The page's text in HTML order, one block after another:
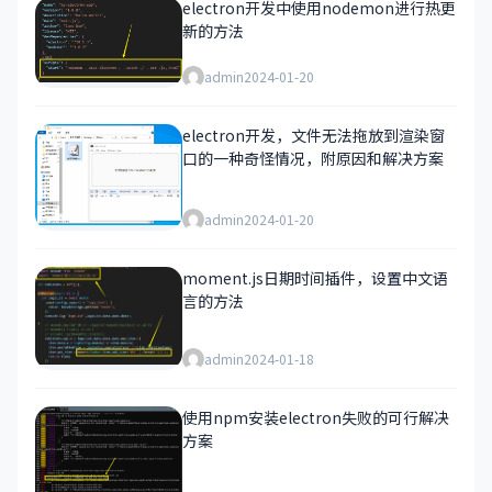
electron开发中使用nodemon进行热更
新的方法
admin2024-01-20
electron开发，文件无法拖放到渲染窗
口的一种奇怪情况，附原因和解决方案
admin2024-01-20
moment.js日期时间插件，设置中文语
言的方法
admin2024-01-18
使用npm安装electron失败的可行解决
方案